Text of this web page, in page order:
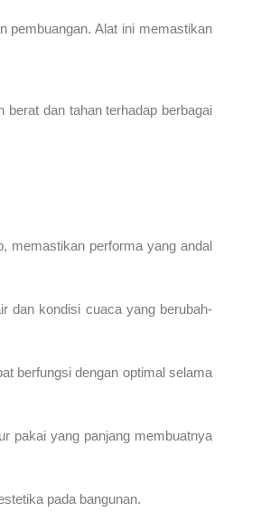
pembuangan. Alat ini memastikan
dan tahan terhadap berbagai
memastikan performa yang andal
dan kondisi cuaca yang berubah-
berfungsi dengan optimal selama
pakai yang panjang membuatnya
pada bangunan.